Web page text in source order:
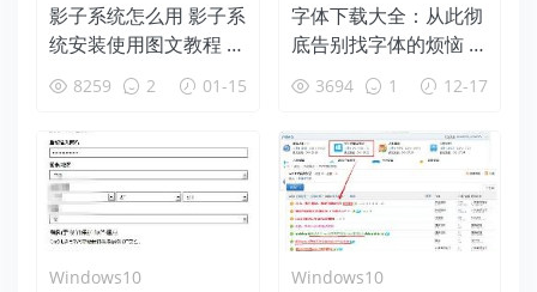
影子系统怎么用 影子系
统安装使用图文教程 像
网吧电脑一样重启还原
8259 2 01-15
字体下载大全：从此彻
底告别找字体的烦恼 附
字体安装教程
3694 1 12-17
Windows10 Windows10